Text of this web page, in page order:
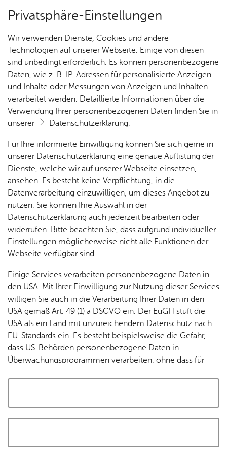
Kartenansicht
Cookie-Hinweis
Zum Laden dieser Karte wird eine Verbindung zu externen
Servern hergestellt. Diese verwenden Cookies und andere
Tracking-Technologien, um die Bedienung zu
personalisieren und zu verbessern. Weitere Informationen
finden Sie in unsererDatenschutzerklärung
Cookies akzeptieren und Karte laden
Privatsphäre-Einstellungen
Wir verwenden Dienste, Cookies und andere
Technologien auf unserer Webseite. Einige von diesen
sind unbedingt erforderlich. Es können personenbezogene
Daten, wie z. B. IP-Adressen für personalisierte Anzeigen
und Inhalte oder Messungen von Anzeigen und Inhalten
verarbeitet werden. Detaillierte Informationen über die
Verwendung Ihrer personenbezogenen Daten finden Sie in
unserer
Datenschutzerklärung.
Für Ihre informierte Einwilligung können Sie sich gerne in
unserer Datenschutzerklärung eine genaue Auflistung der
Dienste, welche wir auf unserer Webseite einsetzen,
ansehen. Es besteht keine Verpflichtung, in die
Datenverarbeitung einzuwilligen, um dieses Angebot zu
nutzen. Sie können Ihre Auswahl in der
Datenschutzerklärung auch jederzeit bearbeiten oder
widerrufen. Bitte beachten Sie, dass aufgrund individueller
Einstellungen möglicherweise nicht alle Funktionen der
Webseite verfügbar sind.
Einige Services verarbeiten personenbezogene Daten in
den USA. Mit Ihrer Einwilligung zur Nutzung dieser Services
willigen Sie auch in die Verarbeitung Ihrer Daten in den
USA gemäß Art. 49 (1) a DSGVO ein. Der EuGH stuft die
USA als ein Land mit unzureichendem Datenschutz nach
EU-Standards ein. Es besteht beispielsweise die Gefahr,
dass US-Behörden personenbezogene Daten in
Überwachungsprogrammen verarbeiten, ohne dass für